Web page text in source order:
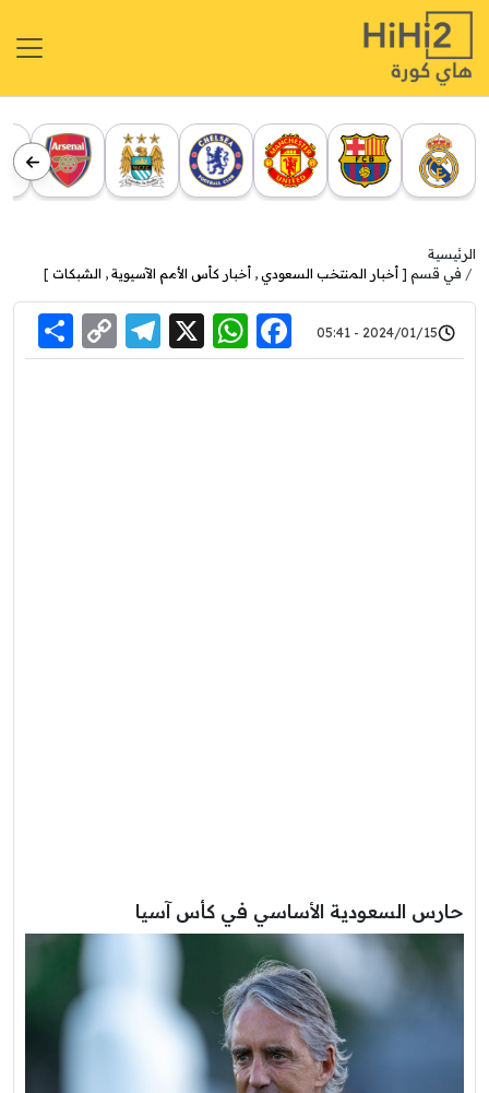
الرئيسية
في قسم [ أخبار المنتخب السعودي , أخبار كأس الأمم الآسيوية , الشبكات ]
2024/01/15 - 05:41
Facebook
WhatsApp
X
Link
حارس السعودية الأساسي في كأس آسيا